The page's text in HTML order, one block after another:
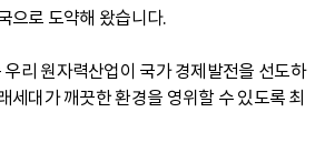
으로 도약해 왔습니다.
리 원자력산업이 국가 경제발전을 선도하
세대가 깨끗한 환경을 영위할 수 있도록 최